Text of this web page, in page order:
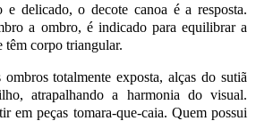
delicado, o decote canoa é a resposta.
a ombro, é indicado para equilibrar a
têm corpo triangular.
totalmente exposta, alças do sutiã
atrapalhando a harmonia do visual.
em peças tomara-que-caia. Quem possui